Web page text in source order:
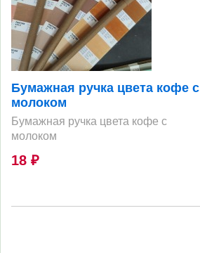
Бумажная ручка цвета кофе с
молоком
Бумажная ручка цвета кофе с
молоком
18 ₽